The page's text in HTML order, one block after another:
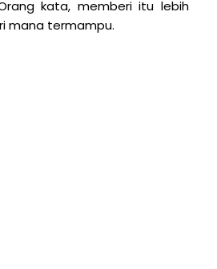
kata, memberi itu lebih
mana termampu.